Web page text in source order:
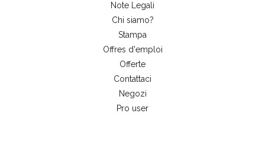
Note Legali
Chi siamo?
Stampa
Offres d'emploi
Offerte
Contattaci
Negozi
Pro user